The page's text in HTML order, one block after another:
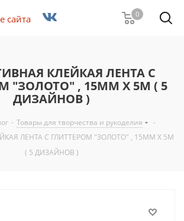
0
КЛЕЙКАЯ ЛЕНТА С
"ЗОЛОТО" , 15ММ Х 5М ( 5
ДИЗАЙНОВ )
- Товары для творчества и рукоделия
-
ЛЕНТА С ГЛИТТЕРОМ "ЗОЛОТО" , 15ММ Х 5М
( 5 ДИЗАЙНОВ )